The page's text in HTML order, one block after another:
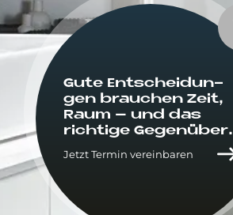
Gute Ent­schei­dun­
gen brau­chen Zeit,
Raum – und das
rich­ti­ge Ge­gen­über.
Jetzt Termin vereinbaren